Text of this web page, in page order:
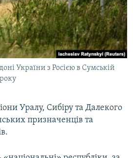
України з Росією в Сумській
Уралу, Сибіру та Далекого
призначенців та